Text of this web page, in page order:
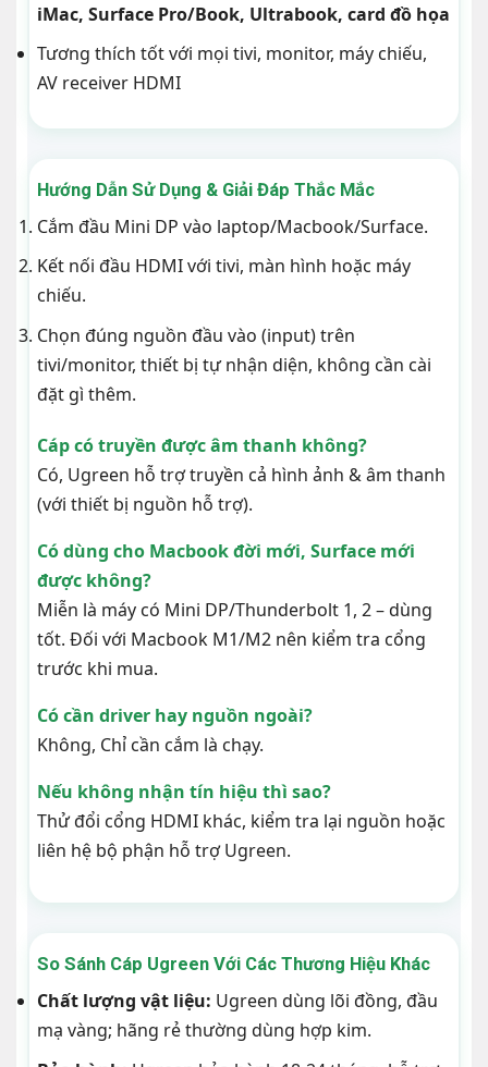
iMac, Surface Pro/Book, Ultrabook, card đồ họa
Tương thích tốt với mọi tivi, monitor, máy chiếu,
AV receiver HDMI
Hướng Dẫn Sử Dụng & Giải Đáp Thắc Mắc
Cắm đầu Mini DP vào laptop/Macbook/Surface.
Kết nối đầu HDMI với tivi, màn hình hoặc máy
chiếu.
Chọn đúng nguồn đầu vào (input) trên
tivi/monitor, thiết bị tự nhận diện, không cần cài
đặt gì thêm.
Cáp có truyền được âm thanh không?
Có, Ugreen hỗ trợ truyền cả hình ảnh & âm thanh
(với thiết bị nguồn hỗ trợ).
Có dùng cho Macbook đời mới, Surface mới
được không?
Miễn là máy có Mini DP/Thunderbolt 1, 2 – dùng
tốt. Đối với Macbook M1/M2 nên kiểm tra cổng
trước khi mua.
Có cần driver hay nguồn ngoài?
Không, Chỉ cần cắm là chạy.
Nếu không nhận tín hiệu thì sao?
Thử đổi cổng HDMI khác, kiểm tra lại nguồn hoặc
liên hệ bộ phận hỗ trợ Ugreen.
So Sánh Cáp Ugreen Với Các Thương Hiệu Khác
Chất lượng vật liệu: Ugreen dùng lõi đồng, đầu
mạ vàng; hãng rẻ thường dùng hợp kim.